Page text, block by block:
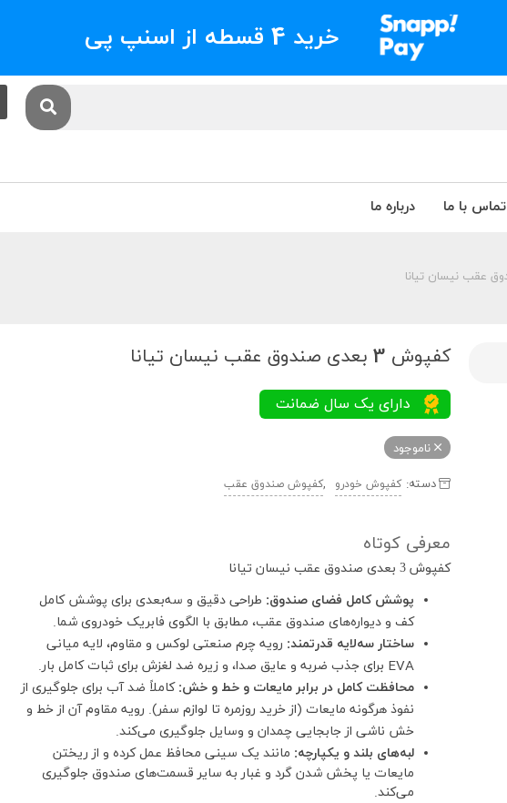
خرید 4 قسطه از اسنپ پی
تماس با ما درباره ما
کفپوش 3 بعدی صندوق عقب نیسان تیانا
ناموجود
دسته: کفپوش خودرو ,کفپوش صندوق عقب
معرفی کوتاه
کفپوش 3 بعدی صندوق عقب نیسان تیانا
پوشش کامل فضای صندوق: طراحی دقیق و سه‌بعدی برای پوشش کامل
کف و دیواره‌های صندوق عقب، مطابق با الگوی فابریک خودروی شما.
ساختار سه‌لایه قدرتمند: رویه چرم صنعتی لوکس و مقاوم، لایه میانی
EVA برای جذب ضربه و عایق صدا، و زیره ضد لغزش برای ثبات کامل بار.
محافظت کامل در برابر مایعات و خط و خش: کاملاً ضد آب برای جلوگیری از
نفوذ هرگونه مایعات (از خرید روزمره تا لوازم سفر). رویه مقاوم آن از خط و
خش ناشی از جابجایی چمدان و وسایل جلوگیری می‌کند.
لبه‌های بلند و یکپارچه: مانند یک سینی محافظ عمل کرده و از ریختن
مایعات یا پخش شدن گرد و غبار به سایر قسمت‌های صندوق جلوگیری
می‌کند.